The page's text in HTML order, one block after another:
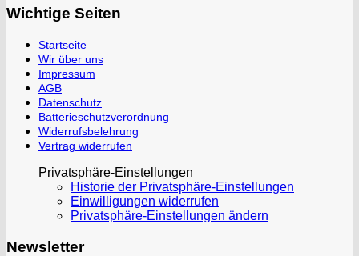
Wichtige Seiten
Startseite
Wir über uns
Impressum
AGB
Datenschutz
Batterieschutzverordnung
Widerrufsbelehrung
Vertrag widerrufen
Privatsphäre-Einstellungen
Historie der Privatsphäre-Einstellungen
Einwilligungen widerrufen
Privatsphäre-Einstellungen ändern
Newsletter